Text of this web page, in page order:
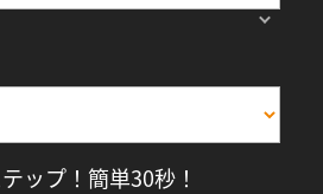
ップ！簡単30秒！